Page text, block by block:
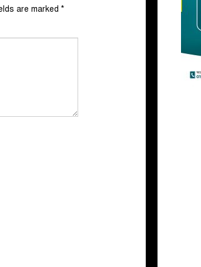
are marked *